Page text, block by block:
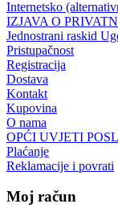
Internetsko
IZJAVA O
Jednostrani raskid
Pristupačnost
Registracija
Dostava
Kontakt
Kupovina
O nama
OPĆI UVJETI
Plaćanje
Reklamacije i povrati
Moj račun